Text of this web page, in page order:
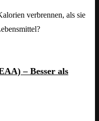
verbrennen, als sie
– Besser als